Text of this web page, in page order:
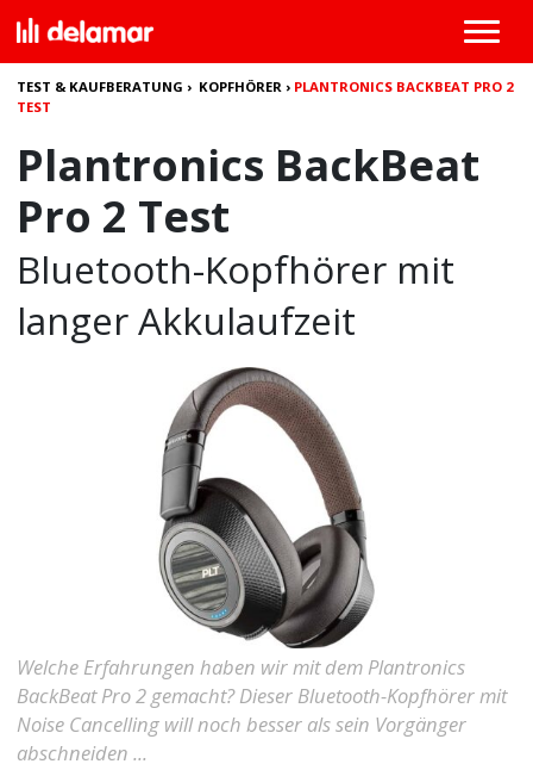
TEST & KAUFBERATUNG › KOPFHÖRER › PLANTRONICS BACKBEAT PRO 2
TEST
Plantronics BackBeat
Pro 2 Test
Bluetooth-Kopfhörer mit
langer Akkulaufzeit
Welche Erfahrungen haben wir mit dem Plantronics
BackBeat Pro 2 gemacht? Dieser Bluetooth-Kopfhörer mit
Noise Cancelling will noch besser als sein Vorgänger
abschneiden ...